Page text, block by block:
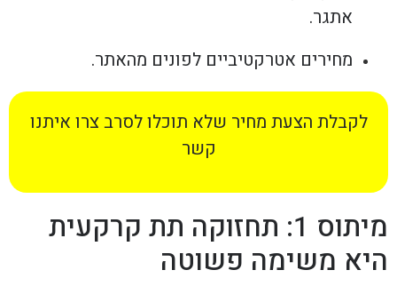
אתגר.
מחירים אטרקטיביים לפונים מהאתר.
לקבלת הצעת מחיר שלא תוכלו לסרב צרו איתנו
קשר
מיתוס 1: תחזוקה תת קרקעית
היא משימה פשוטה